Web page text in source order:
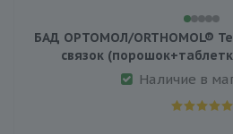
БАД ОРТОМОЛ/ORTHOMOL®
связок
Наличие в